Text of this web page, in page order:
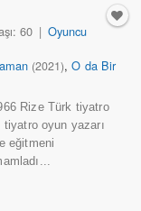
60 | Oyuncu
(2021),O da Bir
Rize Türk tiyatro
oyun yazarı
eğitmeni